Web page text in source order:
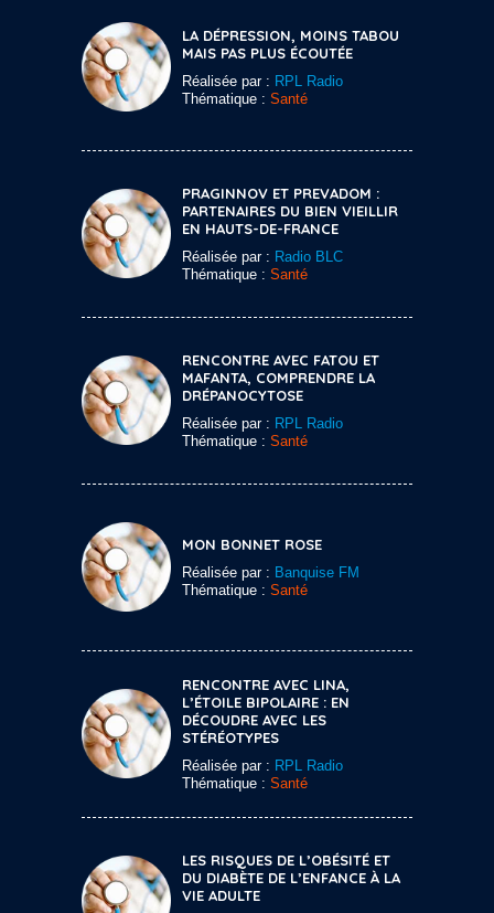
LA DÉPRESSION, MOINS TABOU
MAIS PAS PLUS ÉCOUTÉE
Réalisée par : RPL Radio
Thématique : Santé
PRAGINNOV ET PREVADOM :
PARTENAIRES DU BIEN VIEILLIR
EN HAUTS-DE-FRANCE
Réalisée par : Radio BLC
Thématique : Santé
RENCONTRE AVEC FATOU ET
MAFANTA, COMPRENDRE LA
DRÉPANOCYTOSE
Réalisée par : RPL Radio
Thématique : Santé
MON BONNET ROSE
Réalisée par : Banquise FM
Thématique : Santé
RENCONTRE AVEC LINA,
L’ÉTOILE BIPOLAIRE : EN
DÉCOUDRE AVEC LES
STÉRÉOTYPES
Réalisée par : RPL Radio
Thématique : Santé
LES RISQUES DE L’OBÉSITÉ ET
DU DIABÈTE DE L’ENFANCE À LA
VIE ADULTE